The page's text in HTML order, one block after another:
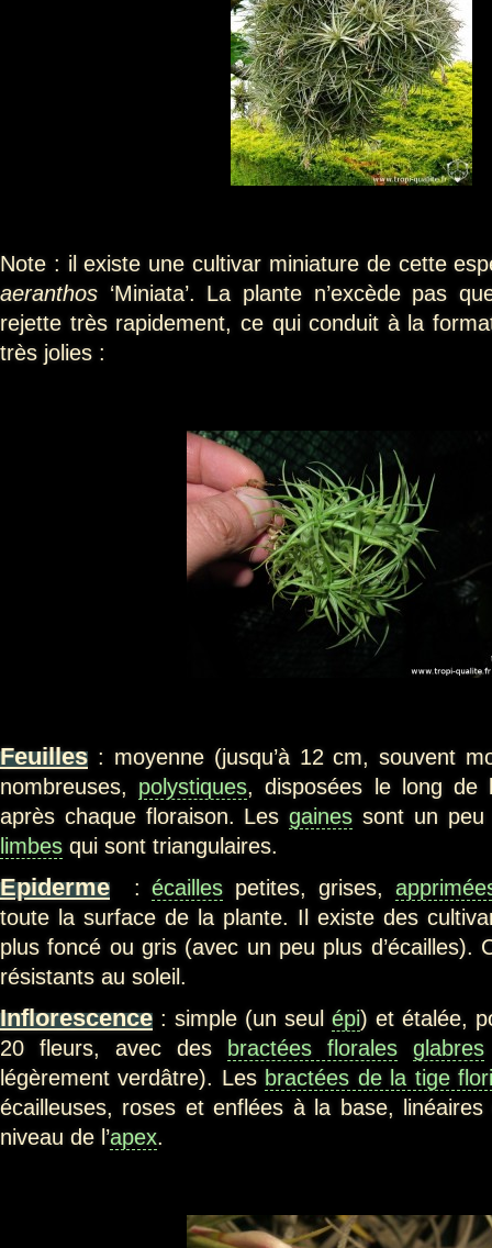
Note : il existe une cultivar miniature de cette
aeranthos ‘Miniata’. La plante n’excède pas
rejette très rapidement, ce qui conduit à la
très jolies :
Feuilles : moyenne (jusqu’à 12 cm, souvent
nombreuses, polystiques, disposées le long
après chaque floraison. Lesgaines sont un peu
limbes qui sont triangulaires.
Epiderme :écailles petites, grises,
toute la surface de la plante. Il existe des
plus foncé ou gris (avec un peu plus d’écailles).
résistants au soleil.
Inflorescence : simple (un seul épi) et étalée,
20 fleurs, avec des
bractées florales glabres
légèrement verdâtre). Les bractées de la tige
écailleuses, roses et enflées à la base,
niveau de l’apex.